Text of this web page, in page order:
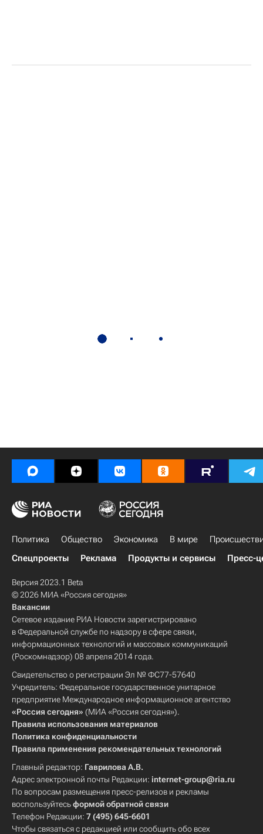
Политика Общество Экономика В мире
Спецпроекты
Реклама Продукты и сервисы Пресс-
Версия 2023.1 Beta
© 2026 МИА «Россия сегодня»
Вакансии
Сетевое издание РИА Новости зарегистрировано
в Федеральной службе по надзору в сфере связи,
информационных технологий и массовых коммуникаций
(Роскомнадзор) 08 апреля 2014 года.
Свидетельство о регистрации Эл № ФС77-57640
Учредитель: Федеральное государственное унитарное
предприятие Международное информационное агентство
«Россия сегодня» (МИА «Россия сегодня»).
Правила использования материалов
Политика конфиденциальности
Правила применения рекомендательных технологий
Главный редактор: Гаврилова А.В.
Адрес электронной почты Редакции: internet-group@ria.ru
По вопросам размещения пресс-релизов и рекламы
воспользуйтесьформой обратной связи
Телефон Редакции: 7 (495) 645-6601
Чтобы связаться с редакцией или сообщить обо всех